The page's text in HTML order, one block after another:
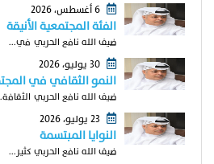
6 أغسطس، 2026
الفئة المجتمعية الأنيقة
ضيف الله نافع الحربي في...
30 يوليو، 2026
النمو الثقافي في
ضيف الله نافع الحربي
النوايا المبتسمة
ضيف الله نافع الحربي كثير...